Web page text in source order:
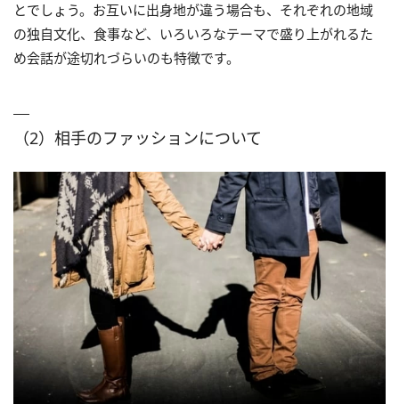
とでしょう。お互いに出身地が違う場合も、それぞれの地域
の独自文化、食事など、いろいろなテーマで盛り上がれるた
め会話が途切れづらいのも特徴です。
（2）相手のファッションについて